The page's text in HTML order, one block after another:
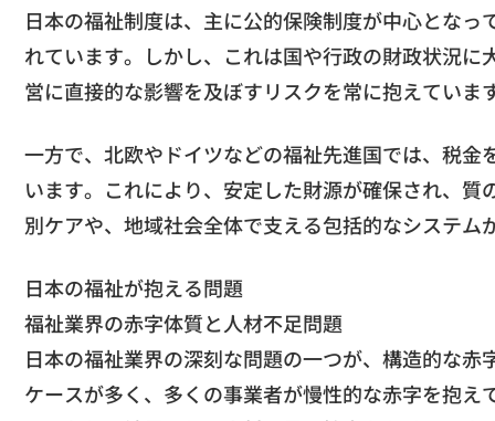
日本の福祉制度は、主に公的保険制度が中心とな
れています。しかし、これは国や行政の財政状況
営に直接的な影響を及ぼすリスクを常に抱えていま
一方で、北欧やドイツなどの福祉先進国では、税
います。これにより、安定した財源が確保され、
別ケアや、地域社会全体で支える包括的なシステム
日本の福祉が抱える問題
福祉業界の赤字体質と人材不足問題
日本の福祉業界の深刻な問題の一つが、構造的な
ケースが多く、多くの事業者が慢性的な赤字を抱